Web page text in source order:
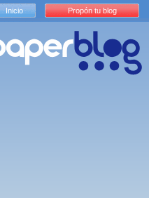
Inicio Propón tu blog